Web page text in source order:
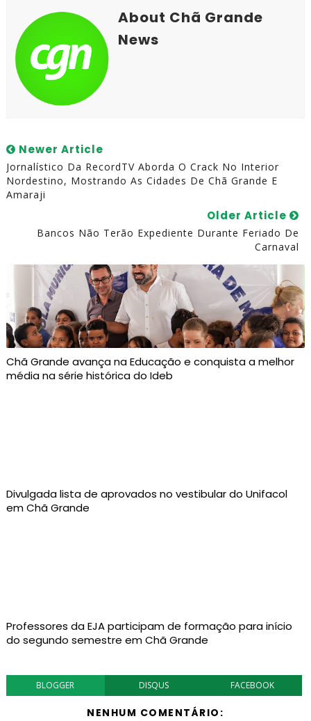
About Chã Grande
News
Newer Article
Jornalístico Da RecordTV Aborda O Crack No Interior
Nordestino, Mostrando As Cidades De Chã Grande E
Amaraji
Older Article
Bancos Não Terão Expediente Durante Feriado De
Carnaval
Chã Grande avança na Educação e conquista a melhor
média na série histórica do Ideb
Divulgada lista de aprovados no vestibular do Unifacol
em Chã Grande
Professores da EJA participam de formação para início
do segundo semestre em Chã Grande
BLOGGER DISQUS FACEBOOK
NENHUM COMENTÁRIO: